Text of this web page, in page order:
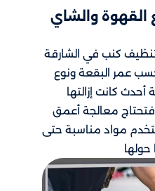
القهوة والشاي
كنب​ في الشارقة​
عمر البقعة ونوع
كانت إزالتها
فتحتاج معالجة أعمق
مواد مناسبة حتى
حولها